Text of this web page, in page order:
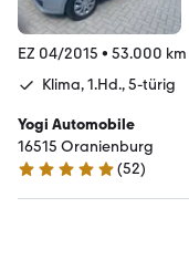
EZ 04/2015 • 53.000 km
Klima, 1.Hd., 5-türig
Yogi Automobile
16515 Oranienburg
5 Sterne
(52)